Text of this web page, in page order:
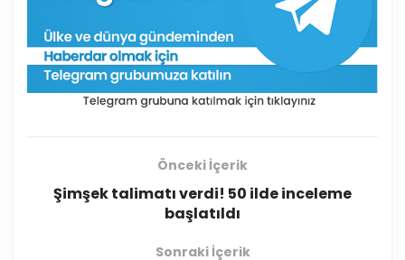
Önceki İçerik
Şimşek talimatı verdi! 50 ilde inceleme
başlatıldı
Sonraki İçerik